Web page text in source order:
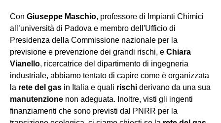
Con Giuseppe Maschio, professore di Impianti Chimici
all’università di Padova e membro dell'Ufficio di
Presidenza della Commissione nazionale per la
previsione e prevenzione dei grandi rischi, e Chiara
Vianello, ricercatrice del dipartimento di ingegneria
industriale, abbiamo tentato di capire come è organizzata
la rete del gas in Italia e quali rischi derivano da una sua
manutenzione non adeguata. Inoltre, visti gli ingenti
finanziamenti che sono previsti dal PNRR per la